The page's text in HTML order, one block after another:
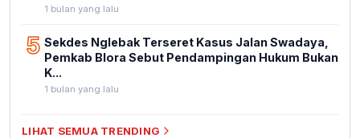
1 bulan yang lalu
5 Sekdes Nglebak Terseret Kasus Jalan Swadaya,
Pemkab Blora Sebut Pendampingan Hukum Bukan
K...
1 bulan yang lalu
LIHAT SEMUA TRENDING